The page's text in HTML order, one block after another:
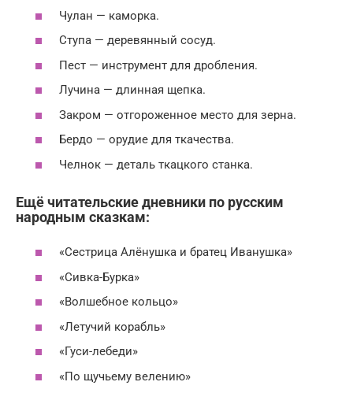
Чулан — каморка.
Ступа — деревянный сосуд.
Пест — инструмент для дробления.
Лучина — длинная щепка.
Закром — отгороженное место для зерна.
Бердо — орудие для ткачества.
Челнок — деталь ткацкого станка.
Ещё читательские дневники по русским
народным сказкам:
«Сестрица Алёнушка и братец Иванушка»
«Сивка-Бурка»
«Волшебное кольцо»
«Летучий корабль»
«Гуси-лебеди»
«По щучьему велению»